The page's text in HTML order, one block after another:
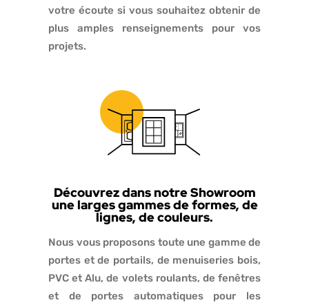
votre écoute si vous souhaitez obtenir de
plus amples renseignements pour vos
projets.
Découvrez dans notre Showroom
une larges gammes de formes, de
lignes, de couleurs.
Nous vous proposons toute une gamme de
portes et de portails, de menuiseries bois,
PVC et Alu, de volets roulants, de fenêtres
et de portes automatiques pour les